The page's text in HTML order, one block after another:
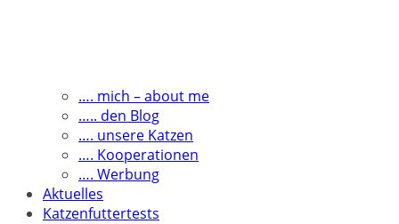
…. mich – about me
….. den Blog
…. unsere Katzen
…. Kooperationen
…. Werbung
Aktuelles
Katzenfuttertests